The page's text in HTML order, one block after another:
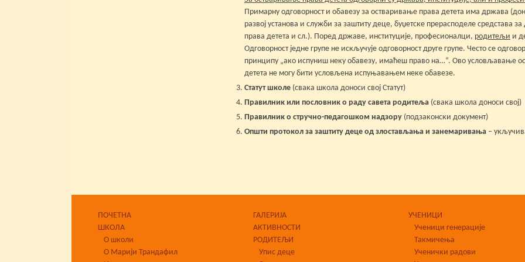
Примарну одговорност и обавезу за остваривање права детета има држава
развој установа и служби за заштиту деце, буџетске прерасподеле
права детета и сл.). Поред државе, институције, професионалци, родитељи и
Одговорност једне групе не искључује одговорност друге групе. Често се
принципу „ако испуниш неку обавезу, имаћеш право на…“. Ово условљавање
детета не могу бити условљена испуњавањем неке обавезе.
Статут школе (свака школа доноси свој Статут)
Правилник или пословник о раду савета родитеља (свака школа доноси свој)
Правилник о стручно-педагошком надзору (подзаконски документ)
Општи протокол за заштиту деце од злостављања и занемаривања –
ПОЧЕТНА
ШКОЛА
О школи
О Марији Трандафил
ГАЛЕРИЈА
АКТИВНОСТИ
РОДИТЕЉИ
Упис деце
УЧЕНИЦИ
Ученици генерације
Такмичења
Ученички радови